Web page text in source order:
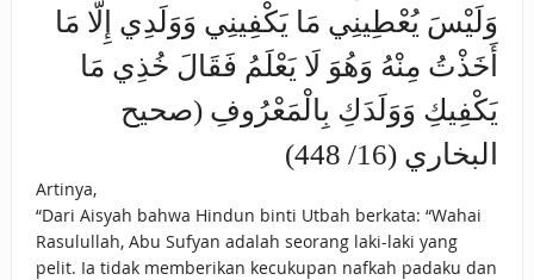
وَلَيْسَ يُعْطِينِي مَا يَكْفِينِي وَوَلَدِي إِلَّا مَا
أَخَذْتُ مِنْهُ وَهُوَ لَا يَعْلَمُ فَقَالَ خُذِي مَا
يَكْفِيكِ وَوَلَدَكِ بِالْمَعْرُوفِ (صحيح
البخاري (16/ 448)
Artinya,
“Dari Aisyah bahwa Hindun binti Utbah berkata: “Wahai
Rasulullah, Abu Sufyan adalah seorang laki-laki yang
pelit. Ia tidak memberikan kecukupan nafkah padaku dan